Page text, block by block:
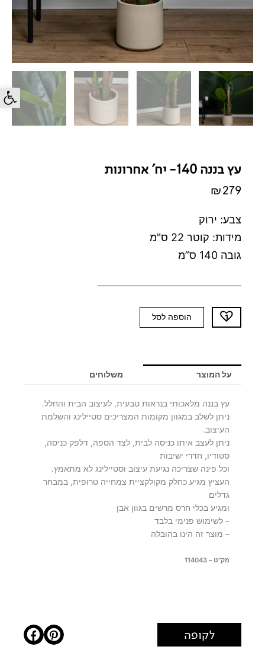
פתח
עץ בננה 140- יח' אחרונות
₪279
צבע: ירוק
מידות: קוטר 22 ס"מ
גובה 140 ס”מ
כמות
של
140-
הוספה לסל
על המוצר משלוחים
עץ בננה מלאכותי בנראות טבעית, לעיצוב הבית והחלל.
ניתן לשלב במגוון מקומות המצריכים סטיילינג והשלמת
העיצוב.
ניתן לעצב איתו כניסה לבית, לצד הספה, דלפק כניסה,
סטודיו, חדרי ישיבות
וכל פינה שצריכה נגיעת עיצוב וסטיילינג לא מתאמץ.
העציץ מגיע כחלק מקולקציית צמחייה טרופית, במבחר
גדלים
ומגיע בכלי חרס מרשים בגוון אבן
– לשימוש פנימי בלבד
– מוצר זה הינו בהובלה
מק"ט – 114043
לקופה